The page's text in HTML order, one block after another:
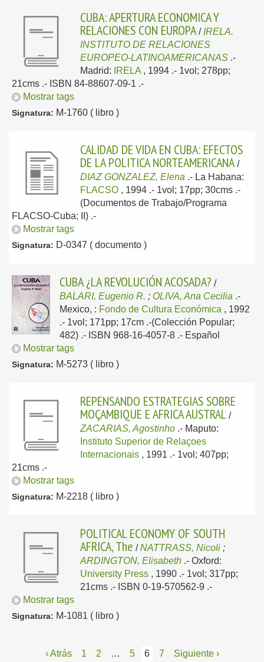
CUBA: APERTURA ECONOMICA Y
RELACIONES CON EUROPA / IRELA.
INSTITUTO DE RELACIONES
EUROPEO-LATINOAMERICANAS .-
Madrid:
IRELA , 1994 .- 1vol; 278pp;
21cms .- ISBN 84-88607-09-1 .-
Mostrar tags
Signatura: M-1760 ( libro )
CALIDAD DE VIDA EN CUBA: EFECTOS
DE LA POLITICA NORTEAMERICANA /
DIAZ GONZALEZ, Elena .- La Habana:
FLACSO , 1994 .- 1vol; 17pp; 30cms .-
(Documentos de Trabajo/Programa
FLACSO-Cuba; II) .-
Mostrar tags
Signatura: D-0347 ( documento )
CUBA ¿LA REVOLUCIÓN ACOSADA? /
BALARI, Eugenio R. ; OLIVA, Ana Cecilia .-
Mexico, : Fondo de Cultura Económica , 1992
.- 1vol; 171pp; 17cm .-(Colección Popular;
482) .- ISBN 968-16-4057-8 .- Español
Mostrar tags
Signatura: M-5273 ( libro )
REPENSANDO ESTRATEGIAS SOBRE
MOÇAMBIQUE E AFRICA AUSTRAL /
ZACARIAS, Agostinho .- Maputo:
Instituto Superior de Relaçoes
Internacionais , 1991 .- 1vol; 407pp;
21cms .-
Mostrar tags
Signatura: M-2218 ( libro )
POLITICAL ECONOMY OF SOUTH
AFRICA, The /NATTRASS, Nicoli ;
ARDINGTON, Elisabeth .- Oxford:
University Press , 1990 .- 1vol; 317pp;
21cms .- ISBN 0-19-570562-9 .-
Mostrar tags
Signatura: M-1081 ( libro )
‹ Atrás 1 2 … 5 6 7 Siguiente ›